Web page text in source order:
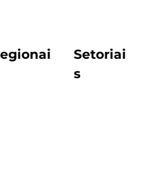
Setoriai
s